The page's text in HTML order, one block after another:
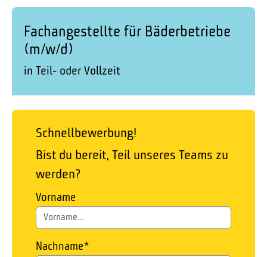
Fachangestellte für Bäderbetriebe
(m/w/d)
in Teil- oder Vollzeit
Schnellbewerbung!
Bist du bereit, Teil unseres Teams zu
werden?
Vorname
Nachname*